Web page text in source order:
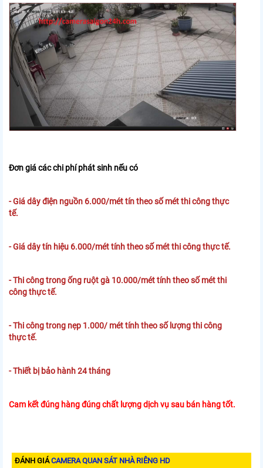
Đơn giá các chi phí phát sinh nếu có
- Giá dây điện nguồn 6.000/mét tín theo số mét thi công thực
tế.
- Giá dây tín hiệu 6.000/mét tính theo số mét thi công thực tế.
- Thi công trong ống ruột gà 10.000/mét tính theo số mét thi
công thực tế.
- Thi công trong nẹp 1.000/ mét tính theo số lượng thi công
thực tế.
- Thiết bị bảo hành 24 tháng
Cam kết đúng hàng đúng chất lượng dịch vụ sau bán hàng tốt.
ĐÁNH GIÁCAMERA QUAN SÁT NHÀ RIÊNG HD